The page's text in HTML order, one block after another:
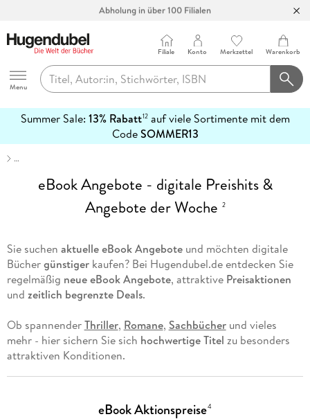
Bücher versandkostenfrei*
Abholung in über 100 Filialen
Hugendubel
Menu
Filiale Konto Merkzettel Warenkorb
Summer Sale: 13% Rabatt12auf viele Sortimente mit dem
CodeSOMMER13
erfahren
…
eBook Angebote - digitale Preishits &
Angebote der Woche 2
Sie suchen aktuelle eBook Angeboteund möchten digitale
Büchergünstigerkaufen? Bei Hugendubel.de entdecken Sie
regelmäßig neue eBook Angebote, attraktive Preisaktionen
und zeitlich begrenzte Deals.
Ob spannenderThriller, Romane, Sachbücherund vieles
mehr - hier sichern Sie sich hochwertige Titel zu besonders
attraktiven Konditionen.
eBook Aktionspreise4